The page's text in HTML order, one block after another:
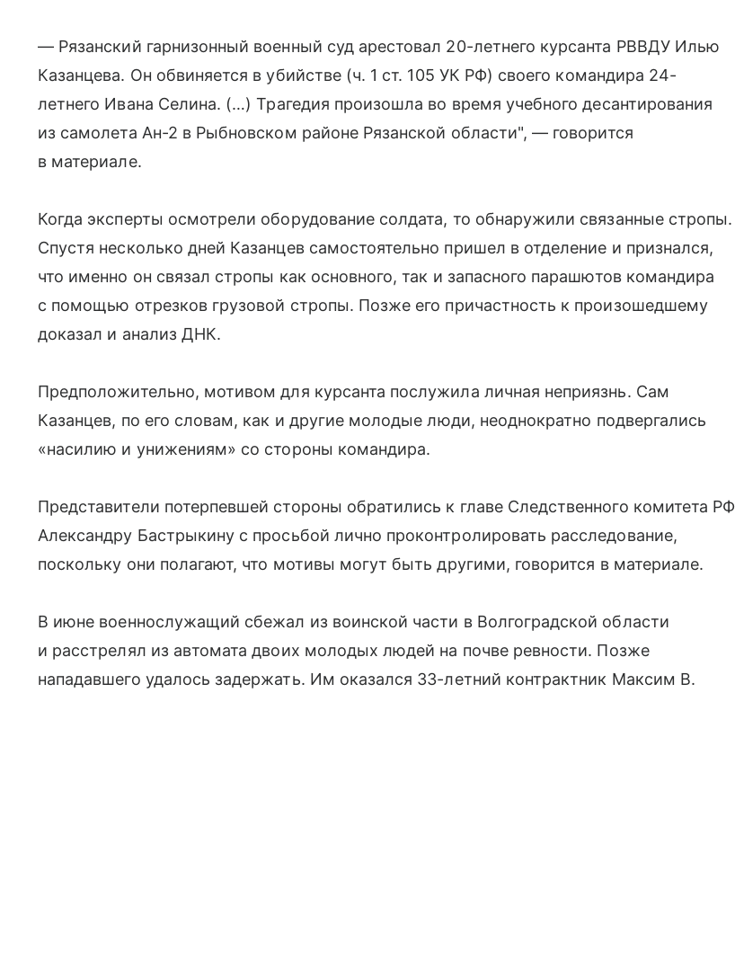
— Рязанский гарнизонный военный суд арестовал 20-летнего курсанта РВВДУ Илью
Казанцева. Он обвиняется в убийстве (ч. 1 ст. 105 УК РФ) своего командира 24-
летнего Ивана Селина. (…) Трагедия произошла во время учебного десантирования
из самолета Ан-2 в Рыбновском районе Рязанской области", — говорится
в материале.
Когда эксперты осмотрели оборудование солдата, то обнаружили связанные стропы.
Спустя несколько дней Казанцев самостоятельно пришел в отделение и признался,
что именно он связал стропы как основного, так и запасного парашютов командира
с помощью отрезков грузовой стропы. Позже его причастность к произошедшему
доказал и анализ ДНК.
Предположительно, мотивом для курсанта послужила личная неприязнь. Сам
Казанцев, по его словам, как и другие молодые люди, неоднократно подвергались
«насилию и унижениям» со стороны командира.
Представители потерпевшей стороны обратились к главе Следственного комитета РФ
Александру Бастрыкину с просьбой лично проконтролировать расследование,
поскольку они полагают, что мотивы могут быть другими, говорится в материале.
В июне военнослужащий сбежал из воинской части в Волгоградской области
и расстрелял из автомата двоих молодых людей на почве ревности. Позже
нападавшего удалось задержать. Им оказался 33-летний контрактник Максим В.